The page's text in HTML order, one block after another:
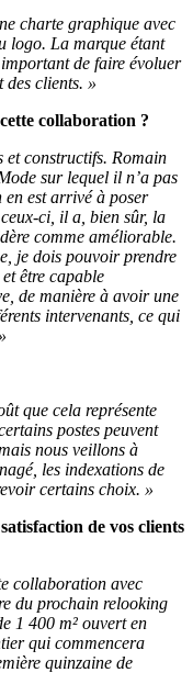
charte graphique avec
logo. La marque étant
de faire évoluer
des clients. »
collaboration ?
et constructifs. Romain
sur lequel il n’a pas
est arrivé à poser
ci, il a, bien sûr, la
comme améliorable.
je dois pouvoir prendre
être capable
de manière à avoir une
intervenants, ce qui
que cela représente
postes peuvent
nous veillons à
les indexations de
certains choix. »
de vos clients
collaboration avec
du prochain relooking
1 400 m² ouvert en
qui commencera
quinzaine de